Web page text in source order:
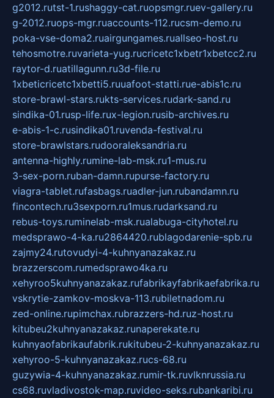
g2012.rutst-1.rushaggy-cat.ruopsmgr.ruev-gallery.ru
g-2012.ruops-mgr.ruaccounts-112.rucsm-demo.ru
poka-vse-doma2.ruairgungames.ruallseo-host.ru
tehosmotre.ruvarieta-yug.rucricetc1xbetr1xbetcc2.ru
raytor-d.ruatillagunn.ru3d-file.ru
1xbeticricetc1xbetti5.ruuafoot-statti.rue-abis1c.ru
store-brawl-stars.rukts-services.rudark-sand.ru
sindika-01.rusp-life.rux-legion.rusib-archives.ru
e-abis-1-c.rusindika01.ruvenda-festival.ru
store-brawlstars.rudooraleksandria.ru
antenna-highly.rumine-lab-msk.ru1-mus.ru
3-sex-porn.ruban-damn.rupurse-factory.ru
viagra-tablet.rufasbags.ruadler-jun.rubandamn.ru
fincontech.ru3sexporn.ru1mus.rudarksand.ru
rebus-toys.ruminelab-msk.rualabuga-cityhotel.ru
medsprawo-4-ka.ru2864420.rublagodarenie-spb.ru
zajmy24.rutovudyi-4-kuhnyanazakaz.ru
brazzerscom.rumedsprawo4ka.ru
xehyroo5kuhnyanazakaz.rufabrikayfabrikaefabrika.ru
vskrytie-zamkov-moskva-113.rubiletnadom.ru
zed-online.rupimchax.rubrazzers-hd.ruz-host.ru
kitubeu2kuhnyanazakaz.runaperekate.ru
kuhnyaofabrikaufabrik.rukitubeu-2-kuhnyanazakaz.ru
xehyroo-5-kuhnyanazakaz.rucs-68.ru
guzywia-4-kuhnyanazakaz.rumir-tk.ruvlknrussia.ru
cs68.ruvladivostok-map.ruvideo-seks.rubankaribi.ru